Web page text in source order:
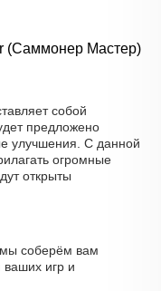
(Саммонер Мастер)
собой
предложено
улучшения. С данной
огромные
открыты
соберём вам
игр и